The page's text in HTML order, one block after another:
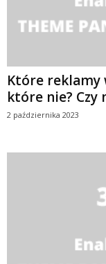
Które reklamy
które nie? Czy
2 października 2023